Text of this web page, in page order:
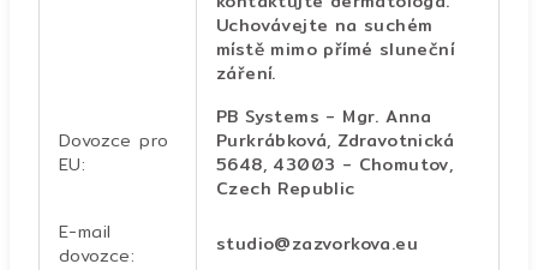
Uchovávejte na suchém
místě mimo přímé sluneční
záření.
Dovozce pro
EU:
PB Systems - Mgr. Anna
Purkrábková, Zdravotnická
5648, 43003 - Chomutov,
Czech Republic
E-mail
dovozce: studio@zazvorkova.eu